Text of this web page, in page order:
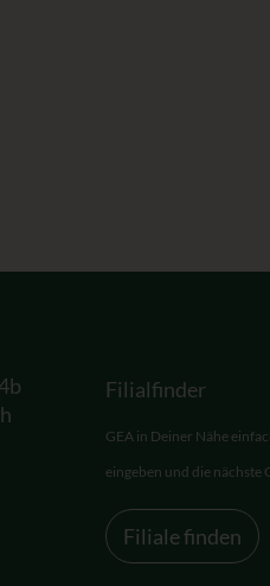
Filialfinder
GEA in Deiner Nähe
eingeben und die nächste
Filiale finden